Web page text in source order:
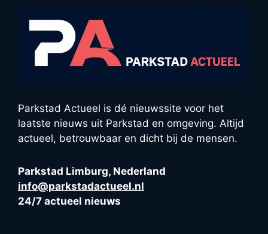
Parkstad Actueel is dé nieuwssite voor het
laatste nieuws uit Parkstad en omgeving. Altijd
actueel, betrouwbaar en dicht bij de mensen.
Parkstad Limburg, Nederland
info@parkstadactueel.nl
24/7 actueel nieuws